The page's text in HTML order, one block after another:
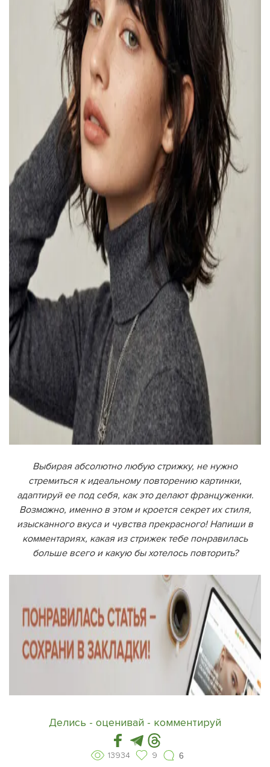
Выбирая абсолютно любую стрижку, не нужно
стремиться к идеальному повторению картинки,
адаптируй ее под себя, как это делают француженки.
Возможно, именно в этом и кроется секрет их стиля,
изысканного вкуса и чувства прекрасного! Напиши в
комментариях, какая из стрижек тебе понравилась
больше всего и какую бы хотелось повторить?
Делись - оценивай - комментируй
13934 9 6